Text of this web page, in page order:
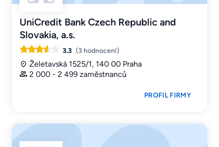
UniCredit Bank Czech Republic and
Slovakia, a.s.
3.3 (3 hodnocení)
Želetavská 1525/1, 140 00 Praha
2 000 - 2 499 zaměstnanců
PROFIL FIRMY